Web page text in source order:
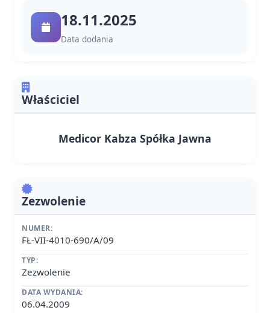
18.11.2025
Data dodania
Właściciel
Medicor Kabza Spółka Jawna
Zezwolenie
NUMER:
FŁ-VII-4010-690/A/09
TYP:
Zezwolenie
DATA WYDANIA:
06.04.2009